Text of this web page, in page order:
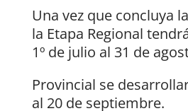
Una vez que concluya
la Etapa Regional
1º de julio al 31 de
Provincial se
al 20 de septiembre.